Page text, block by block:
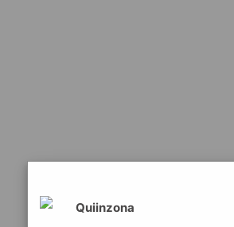
Quiinzona